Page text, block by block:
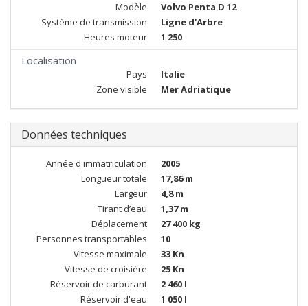
Modèle
Volvo Penta D 12
Système de transmission
Ligne d'Arbre
Heures moteur
1 250
Localisation
Pays
Italie
Zone visible
Mer Adriatique
Données techniques
Année d'immatriculation
2005
Longueur totale
17,86 m
Largeur
4,8 m
Tirant d’eau
1,37 m
Déplacement
27 400 kg
Personnes transportables
10
Vitesse maximale
33 Kn
Vitesse de croisière
25 Kn
Réservoir de carburant
2 460 l
Réservoir d'eau
1 050 l